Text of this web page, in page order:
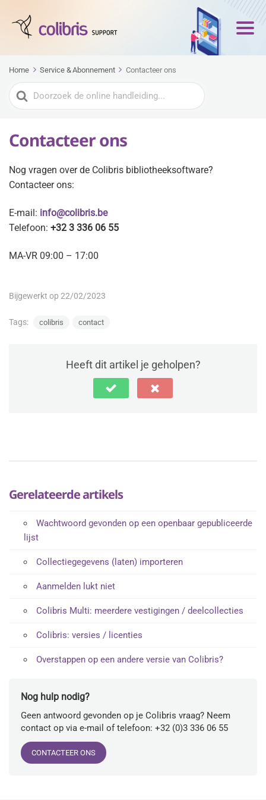
Home Service & Abonnement Contacteer ons
Zoeken
naar
Contacteer ons
Nog vragen over de Colibris bibliotheeksoftware?
Contacteer ons:
E-mail: info@colibris.be
Telefoon: +32 3 336 06 55
MA-VR 09:00 – 17:00
Bijgewerkt op 22/02/2023
Tags: colibris contact
Heeft dit artikel je geholpen?
Gerelateerde artikels
Wachtwoord gevonden op een openbaar gepubliceerde
lijst
Collectiegegevens (laten) importeren
Aanmelden lukt niet
Colibris Multi: meerdere vestigingen / deelcollecties
Colibris: versies / licenties
Overstappen op een andere versie van Colibris?
Nog hulp nodig?
Geen antwoord gevonden op je Colibris vraag? Neem
contact op via e-mail of telefoon: +32 (0)3 336 06 55
CONTACTEER ONS